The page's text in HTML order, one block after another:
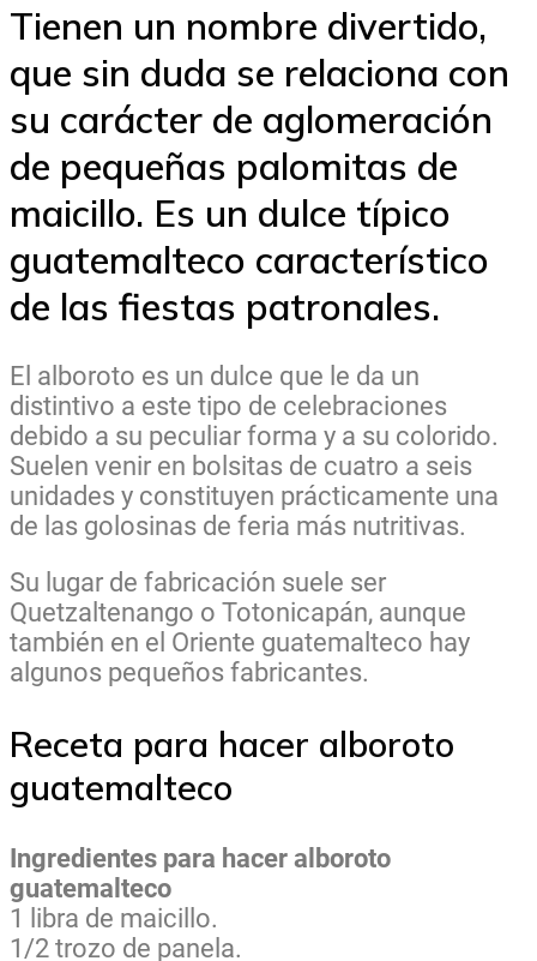
Tienen un nombre divertido,
que sin duda se relaciona con
su carácter de aglomeración
de pequeñas palomitas de
maicillo. Es un dulce típico
guatemalteco característico
de las fiestas patronales.
El alboroto es un dulce que le da un
distintivo a este tipo de celebraciones
debido a su peculiar forma y a su colorido.
Suelen venir en bolsitas de cuatro a seis
unidades y constituyen prácticamente una
de las golosinas de feria más nutritivas.
Su lugar de fabricación suele ser
Quetzaltenango o Totonicapán, aunque
también en el Oriente guatemalteco hay
algunos pequeños fabricantes.
Receta para hacer alboroto
guatemalteco
Ingredientes para hacer alboroto
guatemalteco
1 libra de maicillo.
1/2 trozo de panela.